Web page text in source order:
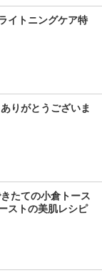
イトニングケア特
りがとうございま
たての小倉トース
ストの美肌レシピ